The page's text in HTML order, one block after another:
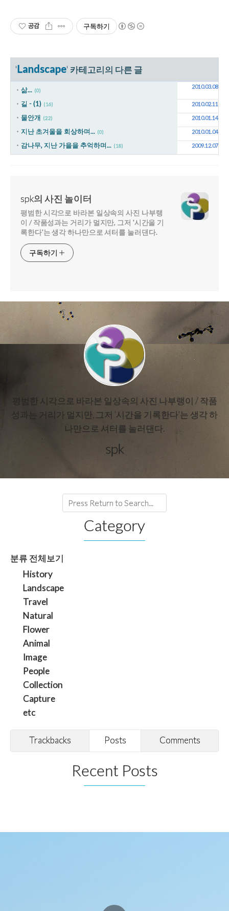
공감 구독하기
'Landscape' 카테고리의 다른 글
삶... (0)
2010.03.08
길 - (1) (16) 2010.02.11
물안개 (22) 2010.01.14
지난 초겨울을 회상하며... (0) 2010.01.04
감나무, 지난 가을을 추억하며... (18) 2009.12.07
spk의 사진 놀이터
평범한 시각으로 바라본 일상속의 사진 나부랭
이 / 작품성과는 거리가 멀지만, 그저 '시간을 기
록한다'는 생각 하나만으로 셔터를 눌러댄다.
구독하기
평범한 시각으로 바라본 일상속의 사진 나부랭이 / 작품
성과는 거리가 멀지만, 그저 '시간을 기록한다'는 생각 하
나만으로 셔터를 눌러댄다.
spk
Category
분류 전체보기
History
Landscape
Travel
Natural
Flower
Animal
Image
People
Collection
Capture
etc
Trackbacks Posts Comments
Recent Posts